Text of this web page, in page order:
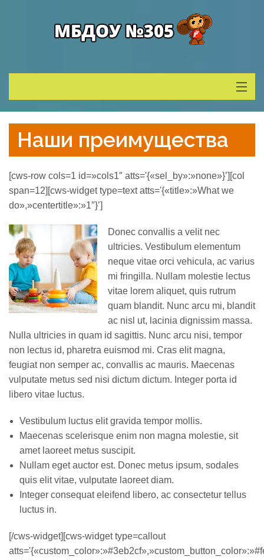
Родителям
Учитель года
Противодействие коррупции
Реализация соц заказа
Напишите нам
Наши преимущества
[cws-row cols=1 id=»cols1″ atts='{«sel_by»:»none»}’][col
span=12][cws-widget type=text atts='{«title»:»What we
do»,»centertitle»:»1″}’]
Donec convallis a velit nec
ultricies. Vestibulum elementum
neque vitae orci vehicula, ac varius
mi fringilla. Nullam molestie lectus
vitae lorem aliquet, quis rutrum
quam blandit. Nunc arcu mi, blandit
ac nisl ut, lacinia dignissim massa.
Nulla ultricies in quam id sagittis. Nunc arcu nisi, tempor
non lectus id, pharetra euismod mi. Cras elit magna,
feugiat non semper ac, convallis ac mauris. Maecenas
vulputate metus sed nisi dictum dictum. Integer porta id
libero vitae luctus.
Vestibulum luctus elit gravida tempor mollis.
Maecenas scelerisque enim non magna molestie, sit
amet laoreet metus suscipit.
Nullam eget auctor est. Donec metus ipsum, sodales
quis elit vitae, vulputate laoreet diam.
Integer consequat eleifend libero, ac consectetur tellus
luctus in.
[/cws-widget][cws-widget type=callout